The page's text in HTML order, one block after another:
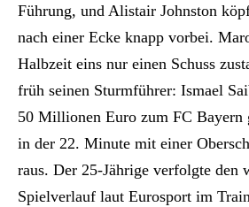
Führung, und Alistair Johnston
nach einer Ecke knapp vorbei.
Halbzeit eins nur einen Schuss
früh seinen Sturmführer: Ismael
50 Millionen Euro zum FC Bayern
in der 22. Minute mit einer
raus. Der 25-Jährige verfolgte den
Spielverlauf laut Eurosport im